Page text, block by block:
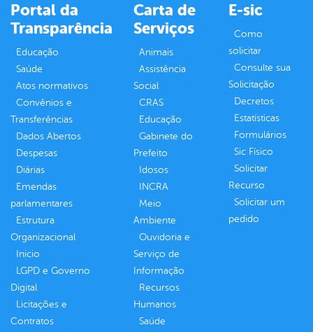
Portal da
Transparência
Educação
Saúde
Atos normativos
Convênios e
Transferências
Dados Abertos
Despesas
Diárias
Emendas
parlamentares
Estrutura
Organizacional
Inicio
LGPD e Governo
Digital
Licitações e
Contratos
Carta de
Serviços
Animais
Assistência
Social
CRAS
Educação
Gabinete do
Prefeito
Idosos
INCRA
Meio
Ambiente
Ouvidoria e
Serviço de
Informação
Recursos
Humanos
Saúde
E-sic
Como
solicitar
Consulte sua
Solicitação
Decretos
Estatísticas
Formulários
Sic Físico
Solicitar
Recurso
Solicitar um
pedido